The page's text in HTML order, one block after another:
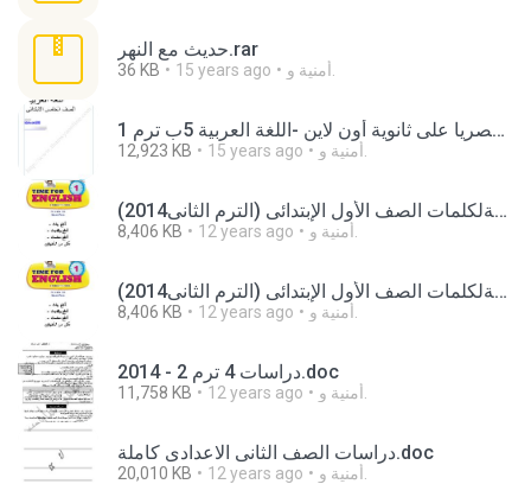
حديث مع النهر.rar
36 KB 15 years ago
حصريا على ثانوية أون لاين -اللغة العربية 5ب ترم 1.pdf
12,923 KB 15 years ago
حصريات جديدة أول ملزمةلكلمات الصف الأول الإبتدائى (الترم الثانى2014)time for Englishفقط على مدونة نهضة مصر التعليمية (1).pdf
8,406 KB 12 years ago
حصريات جديدة أول ملزمةلكلمات الصف الأول الإبتدائى (الترم الثانى2014)time for Englishفقط على مدونة نهضة مصر التعليمية.pdf
8,406 KB 12 years ago
دراسات 4 ترم 2 - 2014.doc
11,758 KB 12 years ago
دراسات الصف الثانى الاعدادى كاملة.doc
20,010 KB 12 years ago